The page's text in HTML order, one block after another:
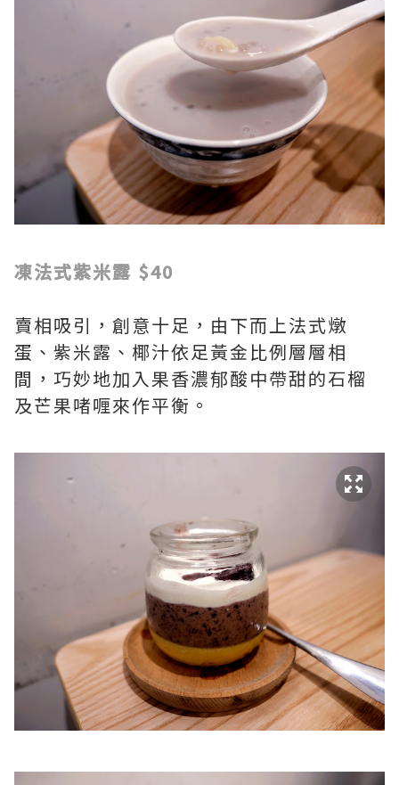
凍法式紫米露 $40
賣相吸引，創意十足，由下而上法式燉
蛋、紫米露、椰汁依足黃金比例層層相
間，巧妙地加入果香濃郁酸中帶甜的石榴
及芒果啫喱來作平衡。